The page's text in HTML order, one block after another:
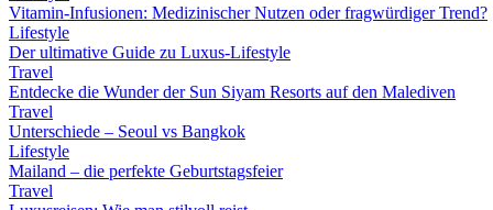
Vitamin-Infusionen: Medizinischer Nutzen oder fragwürdiger Trend?
Lifestyle
Der ultimative Guide zu Luxus-Lifestyle
Travel
Entdecke die Wunder der Sun Siyam Resorts auf den Malediven
Travel
Unterschiede – Seoul vs Bangkok
Lifestyle
Mailand – die perfekte Geburtstagsfeier
Travel